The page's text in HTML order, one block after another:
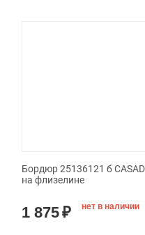
Бордюр 25136121 б
на флизелине
1 875₽ нет в наличии